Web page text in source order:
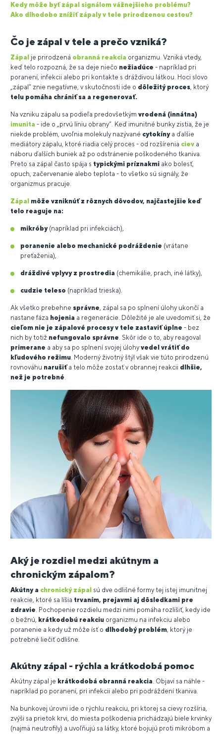
Kedy môže byť zápal signálom vážnejšieho problému?
Ako dlhodobo znížiť zápaly v tele prirodzenou cestou?
Čo je zápal v tele a prečo vzniká?
Zápal je prirodzená obranná reakcia organizmu. Vzniká vtedy,
keď telo rozpozná, že sa deje niečo nežiadúce - napríklad pri
poranení, infekcii alebo pri kontakte s dráždivou látkou. Hoci slovo
„zápal“ znie negatívne, v skutočnosti ide o dôležitý proces , ktorý
telu pomáha chrániť sa a regenerovať.
Na vzniku zápalu sa podieľa predovšetkým vrodená (innátna)
imunita - ide o „prvú líniu obrany“. Keď imunitné bunky zistia, že je
niekde problém, uvoľnia molekuly nazývané cytokínya ďalšie
mediátory zápalu, ktoré riadia celý proces - od rozšírenia ciev a
náboru ďalších buniek až po odstránenie poškodeného tkaniva.
Preto sa zápal často spája s typickými príznakmi ako bolesť,
opuch, začervenanie alebo teplota - to všetko sú signály, že
organizmus pracuje.
Zápal môže vzniknúť z rôznych dôvodov, najčastejšie keď
telo reaguje na:
mikróby(napríklad pri infekciách),
poranenie alebo mechanické podráždenie (vrátane
preťaženia),
dráždivé vplyvy z prostredia (chemikálie, prach, iné látky),
cudzie teleso (napríklad trieska).
Ak všetko prebehne správne , zápal sa po splnení úlohy ukončí a
nastane fáza hojenia a regenerácie. Dôležité je ale uvedomiť si, že
cieľom nie je zápalové procesy v tele zastaviť úplne - bez
nich by totiž nefungovalo správne . Skôr ide o to, aby reagoval
primerane a aby sa po splnení svojej úlohy vedel vrátiť do
kľudového režimu . Moderný životný štýl však vie túto prirodzenú
rovnováhu narušiťa telo môže zostať v obrannej reakcii dlhšie,
než je potrebné
Aký je rozdiel medzi akútnym a
chronickým zápalom?
Akútny a chronický zápal sú dve odlišné formy tej istej imunitnej
reakcie, ktoré sa líšia trvaním, prejavmi aj dôsledkami pre
zdravie. Pochopenie rozdielu medzi nimi pomáha rozlíšiť, kedy ide
o bežnú, krátkodobú reakciu organizmu na infekciu alebo
poranenie a kedy už môže ísť o dlhodobý problém, ktorý je
potrebné liečiť odlišne.
Akútny zápal - rýchla a krátkodobá pomoc
Akútny zápal je krátkodobá obranná reakcia. Objaví sa náhle -
napríklad po poranení, pri infekcii alebo pri podráždení tkaniva.
Na bunkovej úrovni ide o rýchlu reakciu, pri ktorej sa cievy rozšíria,
zvýši sa prietok krvi, do miesta poškodenia prichádzajú biele krvinky
(najmä neutrofily) a uvoľňujú sa látky, ktoré bojujú proti mikróbom a